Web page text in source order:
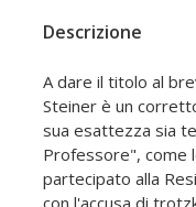
Descrizione
A dare il titolo al
Steiner è un
sua esattezza sia
Professore", come
partecipato alla
con l'accusa di